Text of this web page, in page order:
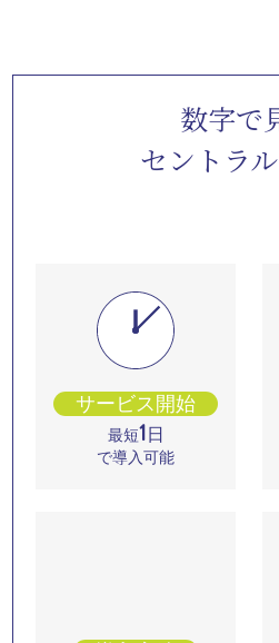
数字で
セントラ
サービス開始
最短1日
で導入可能